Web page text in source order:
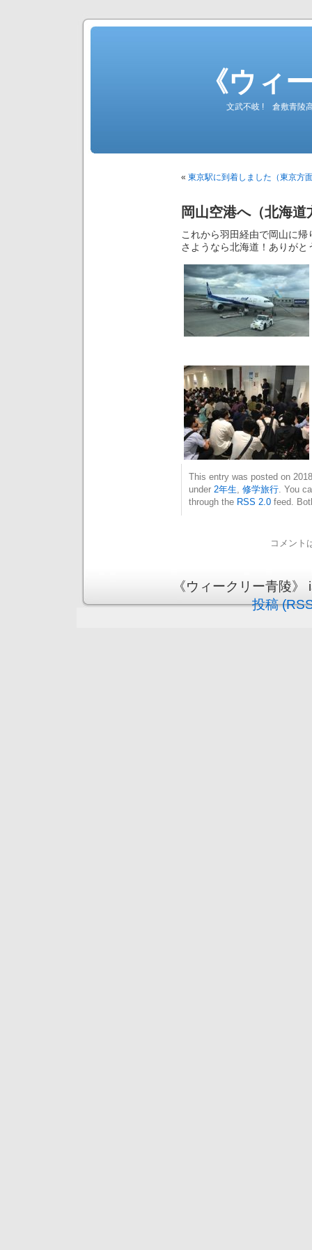
《ウィ
文武不岐 ! 倉敷青陵
« 東京駅に到着しました（東京方
岡山空港へ（北海道
これから羽田経由で岡山に帰
さようなら北海道！ありがと
This entry was posted on
under 2年生, 修学旅行. You
through the RSS 2.0 feed.
コメント
《ウィークリー青陵
投稿